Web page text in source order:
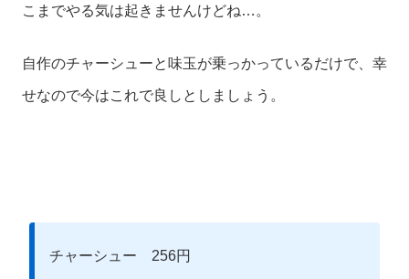
こまでやる気は起きませんけどね…。
自作のチャーシューと味玉が乗っかっているだけで、幸
せなので今はこれで良しとしましょう。
チャーシュー 256円